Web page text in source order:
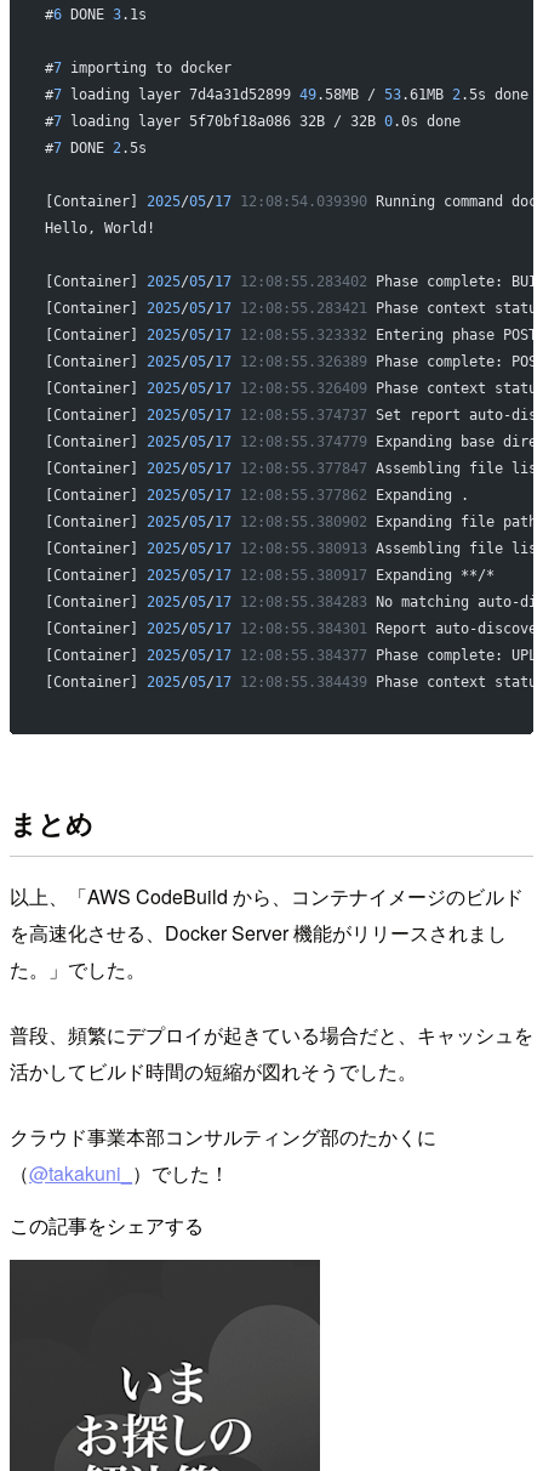
#6 DONE 3.1s
#7 importing to docker
#7 loading layer 7d4a31d52899 49.58MB / 53.61MB 2.5s done
#7 loading layer 5f70bf18a086 32B / 32B 0.0s done
#7 DONE 2.5s
[Container] 2025/05/17 12:08:54.039390 Running command
Hello, World!
[Container] 2025/05/17 12:08:55.283402 Phase complete:
[Container] 2025/05/17 12:08:55.283421 Phase context
[Container] 2025/05/17 12:08:55.323332 Entering phase
[Container] 2025/05/17 12:08:55.326389 Phase complete:
[Container] 2025/05/17 12:08:55.326409 Phase context
[Container] 2025/05/17 12:08:55.374737 Set report auto-
[Container] 2025/05/17 12:08:55.374779 Expanding base
[Container] 2025/05/17 12:08:55.377847 Assembling file
[Container] 2025/05/17 12:08:55.377862 Expanding .
[Container] 2025/05/17 12:08:55.380902 Expanding file
[Container] 2025/05/17 12:08:55.380913 Assembling file
[Container] 2025/05/17 12:08:55.380917 Expanding **/*
[Container] 2025/05/17 12:08:55.384283 No matching auto-
[Container] 2025/05/17 12:08:55.384301 Report auto-
[Container] 2025/05/17 12:08:55.384377 Phase complete:
[Container] 2025/05/17 12:08:55.384439 Phase context
まとめ
以上、「AWS CodeBuild から、コンテナイメージのビルド
を高速化させる、Docker Server 機能がリリースされまし
た。」でした。
普段、頻繁にデプロイが起きている場合だと、キャッシュを
活かしてビルド時間の短縮が図れそうでした。
クラウド事業本部コンサルティング部のたかくに
（@takakuni_ ）でした！
この記事をシェアする